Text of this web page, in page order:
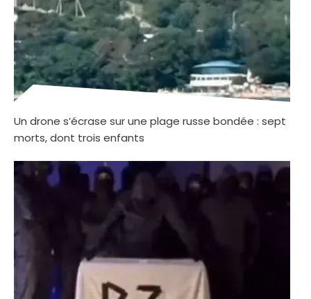
Un drone s’écrase sur une plage russe bondée : sept
morts, dont trois enfants